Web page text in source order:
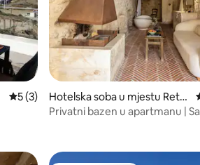
Prosječna ocjena: 5 od 5, recenzija: 3
5 (3)
Hotelska soba u mjestu Rethi
mno
Privatni bazen u apartmanu |